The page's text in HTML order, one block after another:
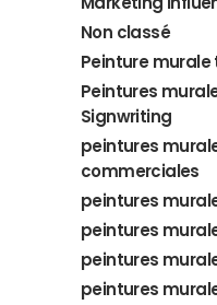
Non classé
Peinture
Peintures
Signwriting
peintures
commerciales
peintures
peintures
peintures
peintures